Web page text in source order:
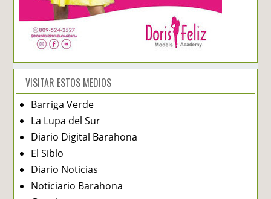
VISITAR ESTOS MEDIOS
Barriga Verde
La Lupa del Sur
Diario Digital Barahona
El Siblo
Diario Noticias
Noticiario Barahona